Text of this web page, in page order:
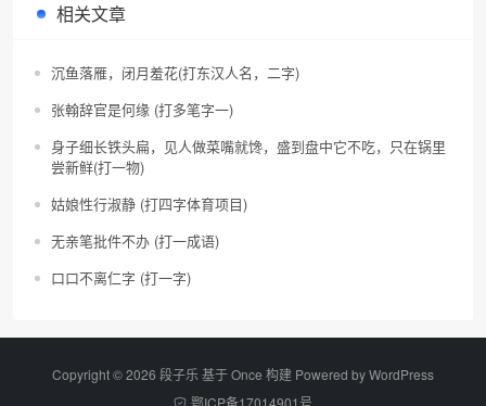
相关文章
沉鱼落雁，闭月羞花(打东汉人名，二字)
张翰辞官是何缘 (打多笔字一)
身子细长铁头扁，见人做菜嘴就馋，盛到盘中它不吃，只在锅里
尝新鲜(打一物)
姑娘性行淑静 (打四字体育项目)
无亲笔批件不办 (打一成语)
口口不离仁字 (打一字)
Copyright © 2026 段子乐 基于 Once 构建 Powered byWordPress
鄂ICP备17014901号